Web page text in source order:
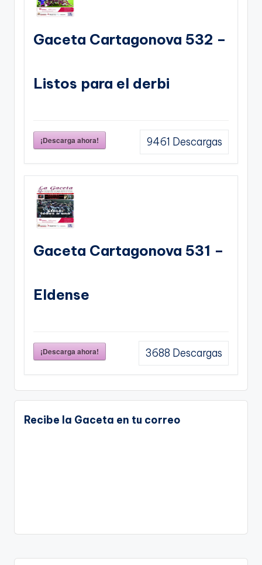
Gaceta Cartagonova 532 –
Listos para el derbi
¡Descarga ahora! 9461 Descargas
Gaceta Cartagonova 531 –
Eldense
¡Descarga ahora! 3688 Descargas
Recibe la Gaceta en tu correo